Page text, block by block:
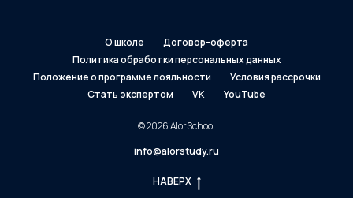
О школе
Договор-оферта
Политика обработки персональных данных
Положение о программе лояльности
Условия рассрочки
Стать экспертом
VK YouTube
© 2026 AlorSchool
info@alorstudy.ru
НАВЕРХ